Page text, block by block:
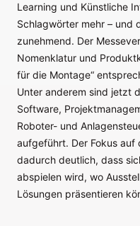
Learning und Künstliche
Schlagwörter mehr – und
zunehmend. Der
Nomenklatur und
für die Montage“
Unter anderem sind jetzt
Software,
Roboter- und
aufgeführt. Der Fokus auf
dadurch deutlich, dass
abspielen wird, wo
Lösungen präsentieren